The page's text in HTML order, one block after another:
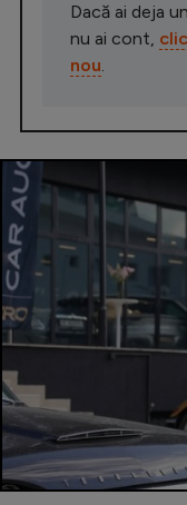
Dacă ai deja
nu ai cont,
nou.